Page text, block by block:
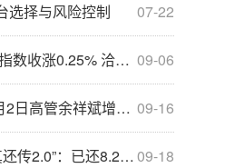
07-22
选择与风险控制
09-06
洽洽食品上涨4.70%
09-16
斌增持股份合计17万股
09-18
亿，新增国资债务6个亿